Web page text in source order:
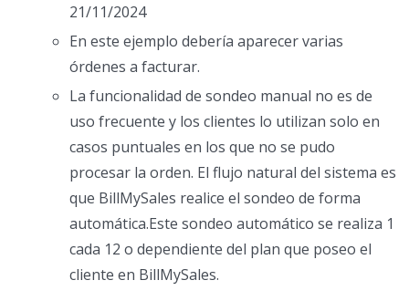
21/11/2024
En este ejemplo debería aparecer varias
órdenes a facturar.
La funcionalidad de sondeo manual no es de
uso frecuente y los clientes lo utilizan solo en
casos puntuales en los que no se pudo
procesar la orden. El flujo natural del sistema es
que BillMySales realice el sondeo de forma
automática.Este sondeo automático se realiza 1
cada 12 o dependiente del plan que poseo el
cliente en BillMySales.